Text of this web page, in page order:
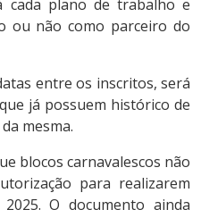
cada plano de trabalho e
ou não como parceiro do
entre os inscritos, será
já possuem histórico de
mesma.
blocos carnavalescos não
para realizarem
O documento ainda